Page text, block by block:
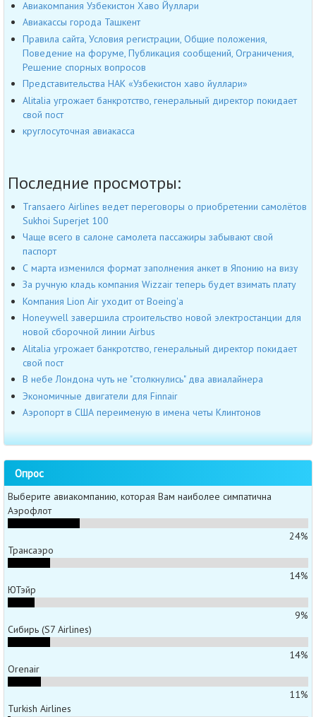
Авиакомпания Узбекистон Хаво Йуллари
Авиакассы города Ташкент
Правила сайта, Условия регистрации, Общие положения,
Поведение на форуме, Публикация сообщений, Ограничения,
Решение спорных вопросов
Представительства НАК «Узбекистон хаво йуллари»
Alitalia угрожает банкротство, генеральный директор покидает
свой пост
круглосуточная авиакасса
Последние просмотры:
Transaero Airlines ведет переговоры о приобретении самолётов
Sukhoi Superjet 100
Чаще всего в салоне самолета пассажиры забывают свой
паспорт
С марта изменился формат заполнения анкет в Японию на визу
За ручную кладь компания Wizzair теперь будет взимать плату
Компания Lion Air уходит от Boeing'а
Honeywell завершила строительство новой электростанции для
новой сборочной линии Airbus
Alitalia угрожает банкротство, генеральный директор покидает
свой пост
В небе Лондона чуть не "столкнулись" два авиалайнера
Экономичные двигатели для Finnair
Аэропорт в США переименую в имена четы Клинтонов
Опрос
Выберите авиакомпанию, которая Вам наиболее симпатична
Аэрофлот
24%
Трансаэро
14%
ЮТэйр
9%
Сибирь (S7 Airlines)
14%
Orenair
11%
Turkish Airlines